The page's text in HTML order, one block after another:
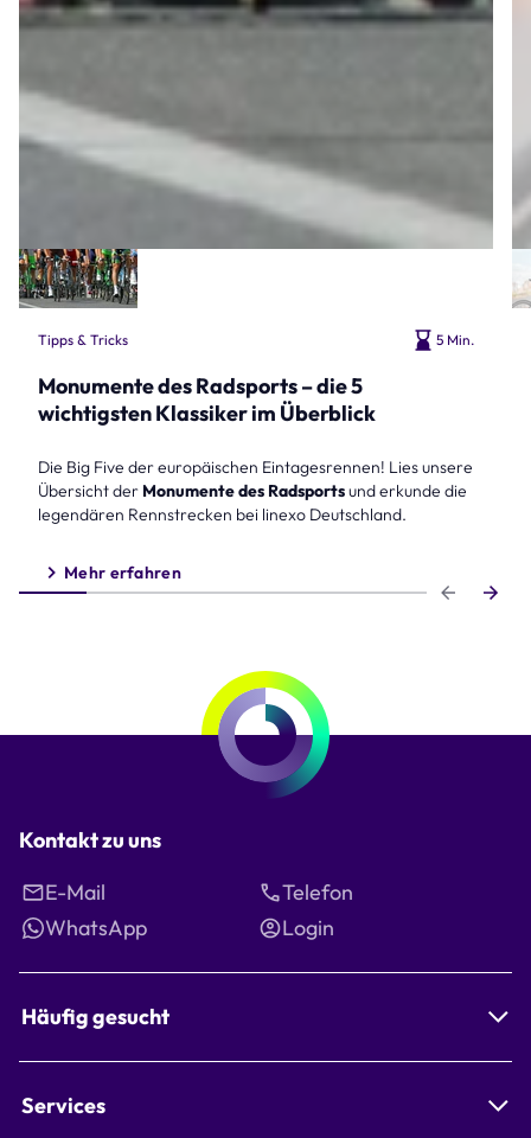
Tipps & Tricks 5 Min.
Monumente des Radsports – die 5
wichtigsten Klassiker im Überblick
Die Big Five der europäischen Eintagesrennen! Lies unsere
Übersicht der Monumente des Radsportsund erkunde die
legendären Rennstrecken bei linexo Deutschland.
Mehr erfahren
Kontakt zu uns
E-Mail
Telefon
WhatsApp
Login
Häufig gesucht
Services